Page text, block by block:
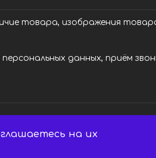
товара, изображения
данных, приём
на их